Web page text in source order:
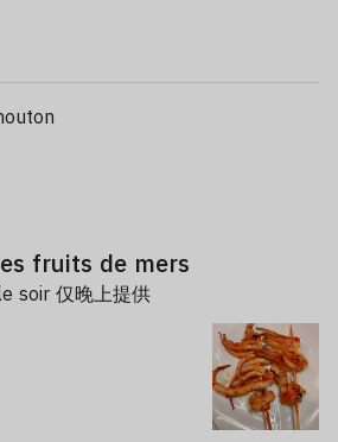
fruits de mers
soir 仅晚上提供